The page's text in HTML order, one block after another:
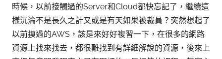
時候，以前接觸過的Server和Cloud都快忘記了，繼續這
樣沉淪不是長久之計又或是有天如果被裁員？突然想起了
以前摸過的AWS，該是來好好複習一下，在很多的網路
資源上找來找去，都很難找到有詳細解說的資源，後來上